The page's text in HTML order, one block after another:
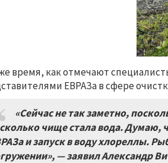
время, как отмечают
ЕВРАЗа в сфере
«Сейчас не так заметно,
чище стала вода. Думаю,
и запуск в воду хлореллы.
— заявил Александр